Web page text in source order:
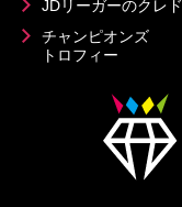
JDリーガーのクレド
チャンピオンズ
トロフィー